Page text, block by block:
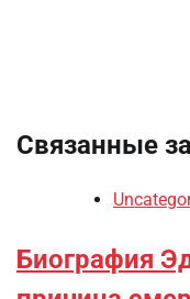
Связанные
Биография